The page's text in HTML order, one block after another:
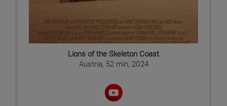
Lions of the Skeleton Coast
Austria, 52 min, 2024